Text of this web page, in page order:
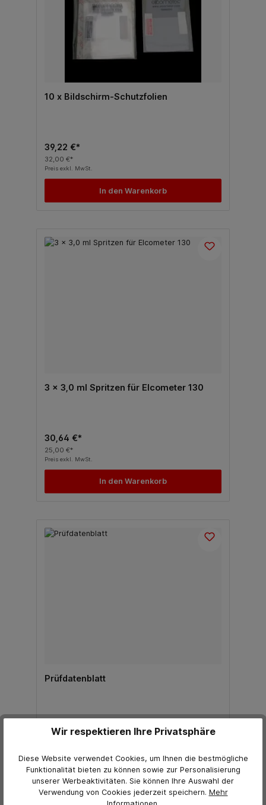
10 x Bildschirm-Schutzfolien
39,22 €*
32,00 €*
Preis exkl. MwSt.
In den Warenkorb
3 x 3,0 ml Spritzen für Elcometer 130
30,64 €*
25,00 €*
Preis exkl. MwSt.
In den Warenkorb
Prüfdatenblatt
26,66 €*
In den Warenkorb
Wir respektieren Ihre Privatsphäre
Diese Website verwendet Cookies, um Ihnen die bestmögliche
Funktionalität bieten zu können sowie zur Personalisierung
unserer Werbeaktivitäten. Sie können Ihre Auswahl der
Verwendung von Cookies jederzeit speichern. Mehr